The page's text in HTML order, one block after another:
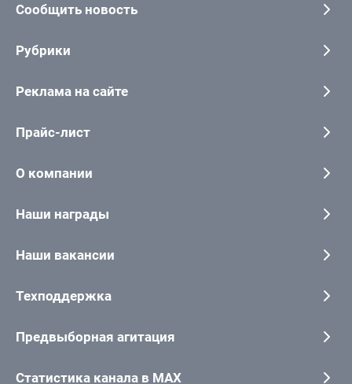
Сообщить новость
Рубрики
Реклама на сайте
Прайс-лист
О компании
Наши награды
Наши вакансии
Техподдержка
Предвыборная агитация
Статистика канала в MAX